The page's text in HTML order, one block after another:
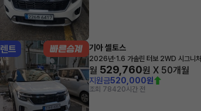
렌트 기아 셀토스
2026년·1.6 가솔린 터보 2WD 시그니처
월 529,760원 X 50개월
지원금520,000원
조회 78420시간 전